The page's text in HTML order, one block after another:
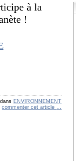
à la
!
dans ENVIRONNEMENT
commenter cet article